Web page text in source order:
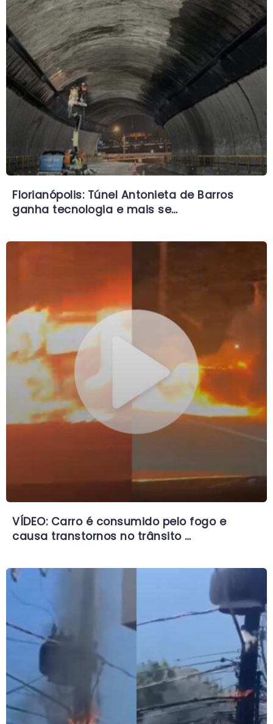
Florianópolis: Túnel Antonieta de Barros
ganha tecnologia e mais se…
VÍDEO: Carro é consumido pelo fogo e
causa transtornos no trânsito …